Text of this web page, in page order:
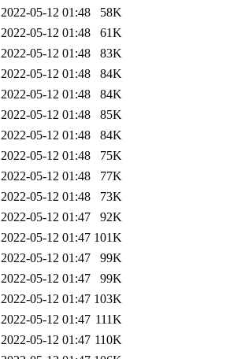
2022-05-12 01:48
58K
2022-05-12 01:48
61K
2022-05-12 01:48
83K
2022-05-12 01:48
84K
2022-05-12 01:48
84K
2022-05-12 01:48
85K
2022-05-12 01:48
84K
2022-05-12 01:48
75K
2022-05-12 01:48
77K
2022-05-12 01:48
73K
2022-05-12 01:47
92K
2022-05-12 01:47 101K
2022-05-12 01:47
99K
2022-05-12 01:47
99K
2022-05-12 01:47 103K
2022-05-12 01:47 111K
2022-05-12 01:47 110K